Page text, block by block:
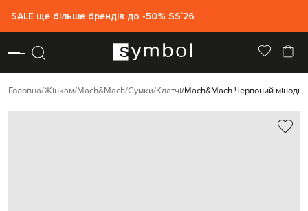
SALE ще більше брендів до -50% SS`26
Головна Жінкам Mach&Mach Сумки Клатчі Mach&Mach Червоний